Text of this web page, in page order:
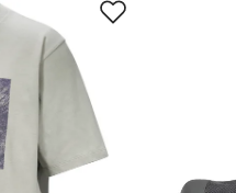
forhold til
undertøy, treningstøy.